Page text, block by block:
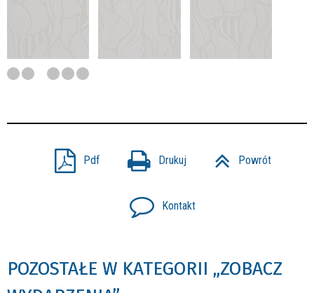
Pdf Drukuj Powrót
Kontakt
POZOSTAŁE W KATEGORII „ZOBACZ